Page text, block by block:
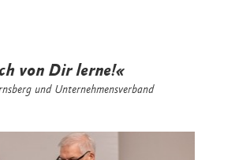
von Dir lerne!«
und Unternehmensverband